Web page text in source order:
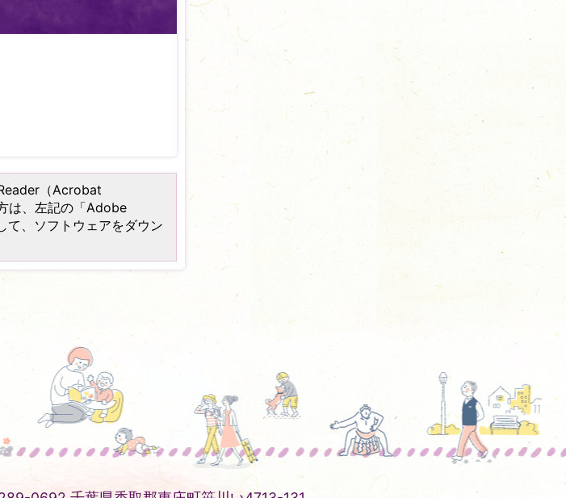
（Acrobat
は、左記の「Adobe
、ソフトウェアをダウン